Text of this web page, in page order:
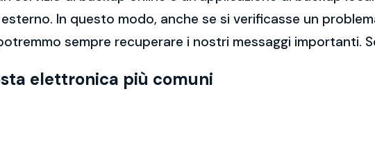
In questo modo, anche se si verificasse un
sempre recuperare i nostri messaggi importanti.
elettronica più comuni